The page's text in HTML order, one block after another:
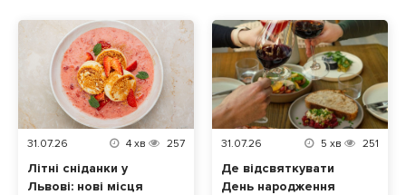
31.07.26 4 хв 257
Літні сніданки у
Львові: нові місця
31.07.26 5 хв 251
Де відсвяткувати
День народження